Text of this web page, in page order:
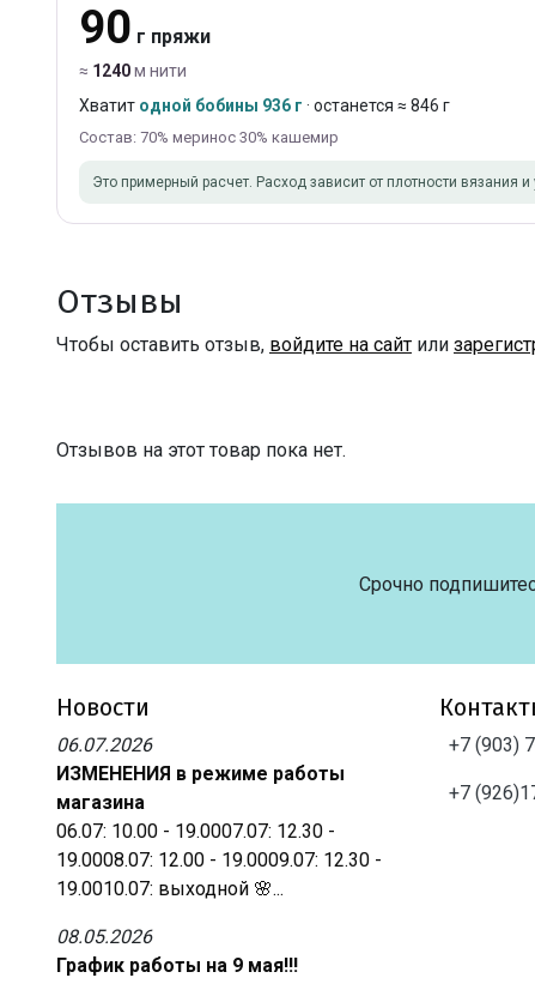
90 г пряжи
≈ 1240м нити
Хватит одной бобины 936 г · останется ≈ 846 г
Состав: 70% меринос 30% кашемир
Это примерный расчет. Расход зависит от плотности
Отзывы
Чтобы оставить отзыв, войдите на сайт или
Отзывов на этот товар пока нет.
Срочно
Новости
06.07.2026
ИЗМЕНЕНИЯ в режиме работы
магазина
06.07: 10.00 - 19.0007.07: 12.30 -
19.0008.07: 12.00 - 19.0009.07: 12.30 -
19.0010.07: выходной 🌸...
08.05.2026
График работы на 9 мая!!!
+7 (903)
+7